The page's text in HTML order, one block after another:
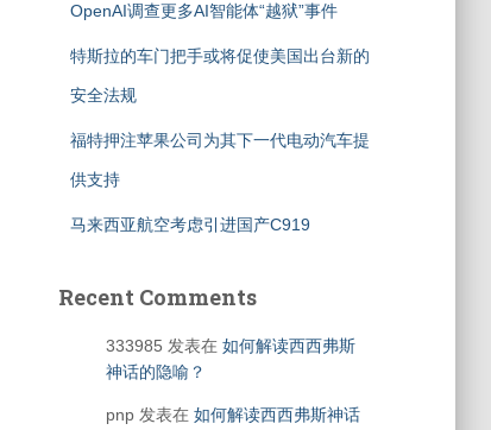
OpenAI调查更多AI智能体“越狱”事件
特斯拉的车门把手或将促使美国出台新的
安全法规
福特押注苹果公司为其下一代电动汽车提
供支持
马来西亚航空考虑引进国产C919
Recent Comments
333985 发表在 如何解读西西弗斯
神话的隐喻？
pnp发表在 如何解读西西弗斯神话